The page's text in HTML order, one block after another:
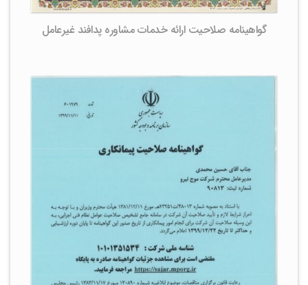
گواهینامه صلاحیت ارائه خدمات مشاوره پدافند غیرعامل